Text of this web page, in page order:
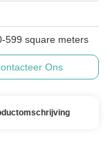
599 square meters
Ons